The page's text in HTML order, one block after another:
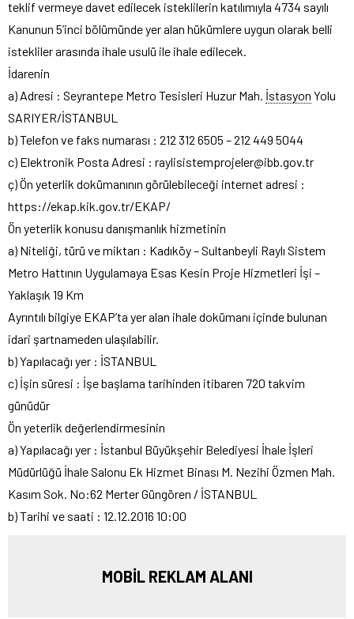
teklif vermeye davet edilecek isteklilerin katılımıyla 4734 sayılı
Kanunun 5’inci bölümünde yer alan hükümlere uygun olarak belli
istekliler arasında ihale usulü ile ihale edilecek.
İdarenin
a) Adresi : Seyrantepe Metro Tesisleri Huzur Mah. İstasyon Yolu
SARIYER/İSTANBUL
b) Telefon ve faks numarası : 212 312 6505 – 212 449 5044
c) Elektronik Posta Adresi : raylisistemprojeler@ibb.gov.tr
ç) Ön yeterlik dokümanının görülebileceği internet adresi :
https://ekap.kik.gov.tr/EKAP/
Ön yeterlik konusu danışmanlık hizmetinin
a) Niteliği, türü ve miktarı : Kadıköy – Sultanbeyli Raylı Sistem
Metro Hattının Uygulamaya Esas Kesin Proje Hizmetleri İşi –
Yaklaşık 19 Km
Ayrıntılı bilgiye EKAP’ta yer alan ihale dokümanı içinde bulunan
idari şartnameden ulaşılabilir.
b) Yapılacağı yer : İSTANBUL
c) İşin süresi : İşe başlama tarihinden itibaren 720 takvim
günüdür
Ön yeterlik değerlendirmesinin
a) Yapılacağı yer : İstanbul Büyükşehir Belediyesi İhale İşleri
Müdürlüğü İhale Salonu Ek Hizmet Binası M. Nezihi Özmen Mah.
Kasım Sok. No:62 Merter Güngören / İSTANBUL
b) Tarihi ve saati : 12.12.2016 10:00
MOBİL REKLAM ALANI